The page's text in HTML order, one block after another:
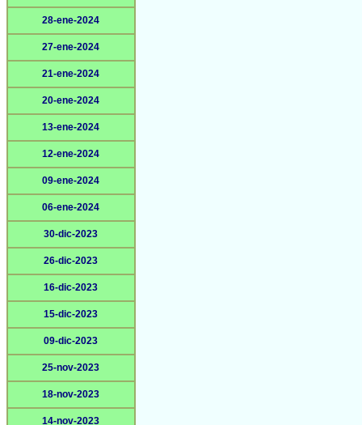
28-ene-2024
27-ene-2024
21-ene-2024
20-ene-2024
13-ene-2024
12-ene-2024
09-ene-2024
06-ene-2024
30-dic-2023
26-dic-2023
16-dic-2023
15-dic-2023
09-dic-2023
25-nov-2023
18-nov-2023
14-nov-2023